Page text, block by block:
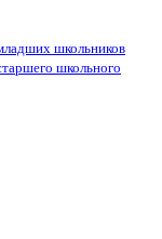
школьников
школьного